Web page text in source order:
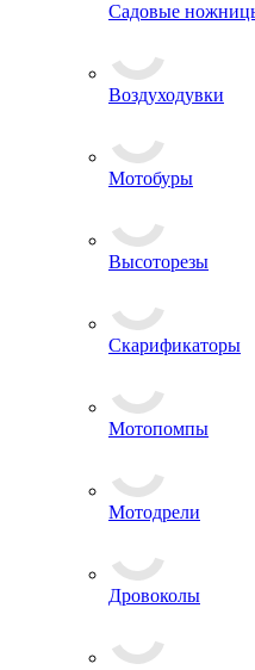
Садовые
Воздуходувки
Мотобуры
Высоторезы
Скарификаторы
Мотопомпы
Мотодрели
Дровоколы